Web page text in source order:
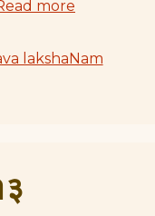
more
lakshaNam